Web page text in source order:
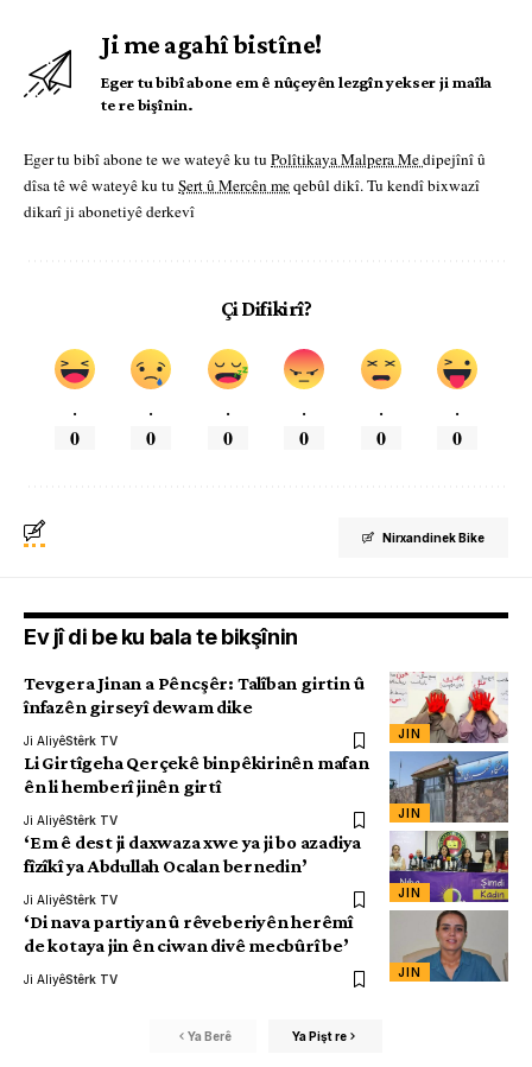
Ji me agahî bistîne!
Eger tu bibî abone em ê nûçeyên lezgîn yekser ji maîla
te re bişînin.
Eger tu bibî abone te we wateyê ku tu Polîtikaya Malpera Medipejînî û
dîsa tê wê wateyê ku tu Şert û Mercên meqebûl dikî. Tu kendî bixwazî
dikarî ji abonetiyê derkevî
Çi Difikirî?
.
0
.
0
.
0
.
0
.
0
.
0
Nirxandinek Bike
Ev jî di be ku bala te bikşînin
JIN
Tevgera Jinan a Pêncşêr: Talîban girtin û
înfazên girseyî dewam dike
Ji AliyêStêrk TV
JIN
Li Girtîgeha Qerçekê binpêkirinên mafan
ên li hemberî jinên girtî
Ji AliyêStêrk TV
JIN
‘Em ê dest ji daxwaza xwe ya ji bo azadiya
fîzîkî ya Abdullah Ocalan bernedin’
Ji AliyêStêrk TV
JIN
‘Di nava partiyan û rêveberiyên herêmî
de kotaya jin ên ciwan divê mecbûrî be’
Ji AliyêStêrk TV
Ya Berê Ya Pişt re